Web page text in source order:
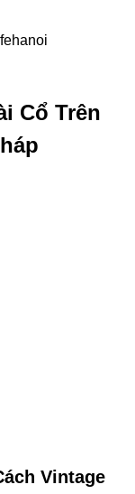
Cổ Trên
Vintage